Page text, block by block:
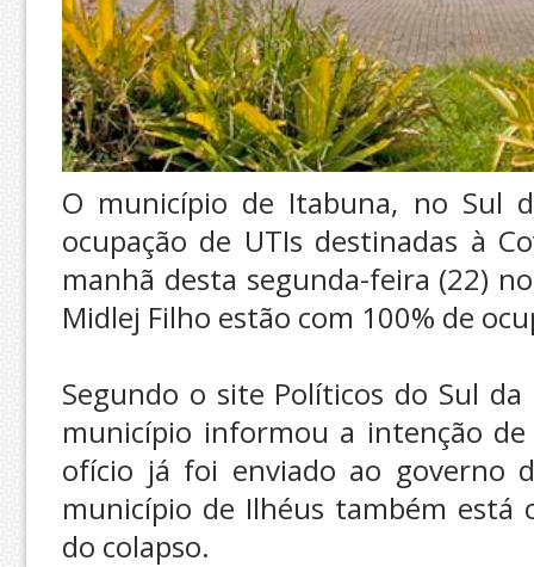
O município de Itabuna, no Sul
ocupação de UTIs destinadas à
manhã desta segunda-feira (22)
Midlej Filho estão com 100% de
Segundo o site Políticos do Sul
município informou a intenção
ofício já foi enviado ao governo
município de Ilhéus também está
do colapso.